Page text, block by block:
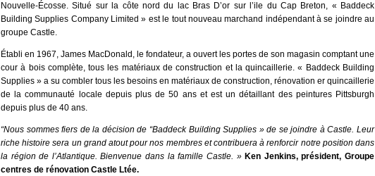
Nouvelle-Écosse. Situé sur la côte nord du lac Bras D’or sur l’ile du Cap Breton, « Baddeck
Building Supplies Company Limited » est le tout nouveau marchand indépendant à se joindre au
groupe Castle.
Établi en 1967, James MacDonald, le fondateur, a ouvert les portes de son magasin comptant une
cour à bois complète, tous les matériaux de construction et la quincaillerie. « Baddeck Building
Supplies » a su combler tous les besoins en matériaux de construction, rénovation er quincaillerie
de la communauté locale depuis plus de 50 ans et est un détaillant des peintures Pittsburgh
depuis plus de 40 ans.
“Nous sommes fiers de la décision de “Baddeck Building Supplies » de se joindre à Castle. Leur
riche histoire sera un grand atout pour nos membres et contribuera à renforcir notre position dans
la région de l’Atlantique. Bienvenue dans la famille Castle. »Ken Jenkins, président, Groupe
centres de rénovation Castle Ltée.